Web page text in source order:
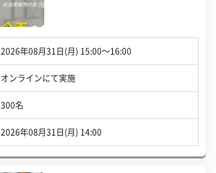
2026年08月31日(月) 15:00〜16:00
オンラインにて実施
300名
2026年08月31日(月) 14:00